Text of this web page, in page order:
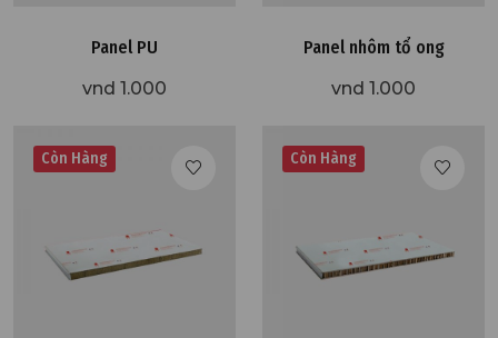
Panel PU
vnd 1.000
Panel nhôm tổ ong
vnd 1.000
Còn Hàng Còn Hàng